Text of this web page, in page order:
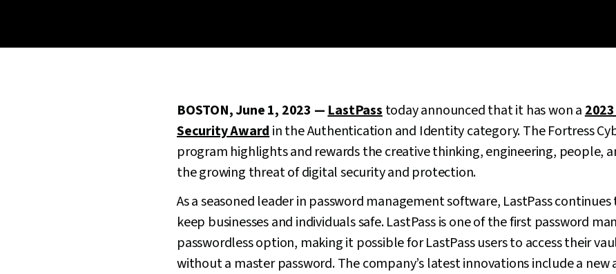
BOSTON, June 1, 2023 —LastPasstoday announced that it has won a
Security Awardin the Authentication and Identity category. The Fortress
program highlights and rewards the creative thinking, engineering, people,
the growing threat of digital security and protection.
As a seasoned leader in password management software, LastPass
keep businesses and individuals safe. LastPass is one of the first password
passwordless option, making it possible for LastPass users to access their
without a master password. The company’s latest innovations include a